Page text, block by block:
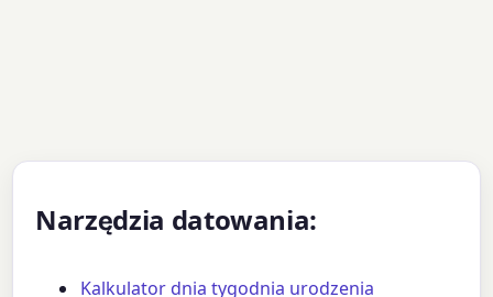
Narzędzia datowania:
Kalkulator dnia tygodnia urodzenia